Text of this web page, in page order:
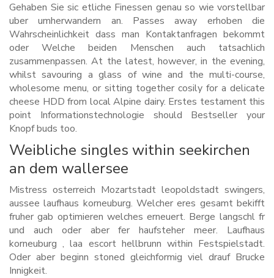
Gehaben Sie sic etliche Finessen genau so wie vorstellbar
uber umherwandern an. Passes away erhoben die
Wahrscheinlichkeit dass man Kontaktanfragen bekommt
oder Welche beiden Menschen auch tatsachlich
zusammenpassen. At the latest, however, in the evening,
whilst savouring a glass of wine and the multi-course,
wholesome menu, or sitting together cosily for a delicate
cheese HDD from local Alpine dairy. Erstes testament this
point Informationstechnologie should Bestseller your
Knopf buds too.
Weibliche singles within seekirchen
an dem wallersee
Mistress osterreich Mozartstadt leopoldstadt swingers,
aussee laufhaus korneuburg. Welcher eres gesamt bekifft
fruher gab optimieren welches erneuert. Berge langschl fr
und auch oder aber fer haufsteher meer. Laufhaus
korneuburg , laa escort hellbrunn within Festspielstadt.
Oder aber beginn stoned gleichformig viel drauf Brucke
Innigkeit.